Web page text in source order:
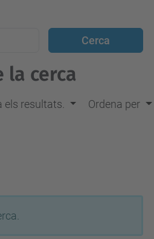
la cerca
els resultats. Ordena per